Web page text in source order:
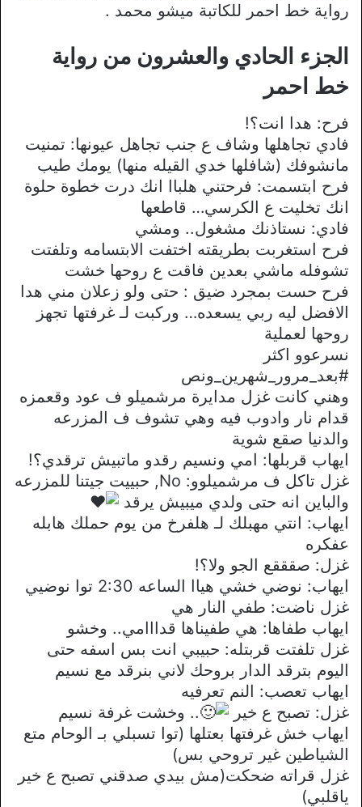
رواية خط احمر للكاتبة ميشو محمد .
الجزء الحادي والعشرون من رواية
خط احمر
فرح: هدا انت؟!
فادي تجاهلها وشاف ع جنب تجاهل عيونها: تمنيت
مانشوفك (شافلها خدي القيله منها) يومك طيب
فرح ابتسمت: فرحتني هلباا انك درت خطوة حلوة
انك تخليت ع الكرسي… قاطعها
فادي: نستاذنك مشغول.. ومشي
فرح استغربت بطريقته اختفت الابتسامه وتلفتت
تشوفله ماشي بعدين فاقت ع روحها خشت
فرح حست بمجرد ضيق : حتى ولو زعلان مني هدا
الافضل ليه ربي يسعده… وركبت لـ غرفتها تجهز
روحها لعملية
نسرعوو اكثر
#بعد_مرور_شهرين_ونص
وهني كانت غزل مدايرة مرشميلو ف عود وقعمزه
قدام نار وادوب فيه وهي تشوف ف المزرعه
والدنيا صقع شوية
ايهاب قربلها: امي ونسيم رقدو ماتبيش ترقدي؟!
غزل تاكل ف مرشميلوو: No, حبييت جيتنا للمزرعه
والباين انه حتى ولدي ميبيش يرقد
ايهاب: انتي مهبلك لـ هلفرخ من يوم حملك هابله
عفكره
غزل: صقققع الجو ولا؟!
ايهاب: نوضي خشي هياا الساعه 2:30 توا نوضيي
غزل ناضت: طفي النار هي
ايهاب طفاها: هي طفيناها قدااامي.. وخشو
غزل تلفتت قربتله: حبيبي انت بس اسفه حتى
اليوم بترقد الدار بروحك لاني بنرقد مع نسيم
ايهاب تعصب: النم تعرفيه
غزل: تصبح ع خير
.. وخشت غرفة نسيم
ايهاب خش غرفتها بعتلها (توا تسبلي بـ الوحام متع
الشياطين غير تروحي بس)
غزل قراته ضحكت(مش بيدي صدقني تصبح ع خير
ياقلبي)